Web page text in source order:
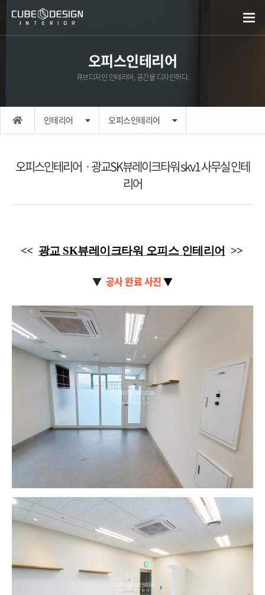
오피스인테리어
큐브디자인 인테리어, 공간을 디자인하다.
인테리어 오피스인테리어
오피스인테리어ㆍ광교SK뷰레이크타워 skv1 사무실 인테
리어
<< 광교 SK뷰레이크타워 오피스 인테리어 >>
▼ 공사 완료 사진▼